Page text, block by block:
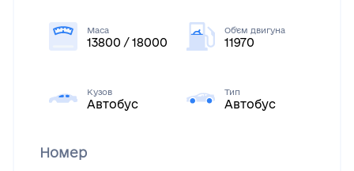
Маса
13800 / 18000
Об'єм двигуна
11970
Кузов
Автобус
Тип
Автобус
Номер